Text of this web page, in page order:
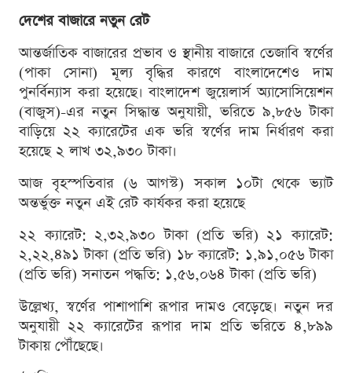
দেশের বাজারে নতুন রেট
আন্তর্জাতিক বাজারের প্রভাব ও স্থানীয় বাজারে তেজাবি স্বর্ণের
(পাকা সোনা) মূল্য বৃদ্ধির কারণে বাংলাদেশেও দাম
পুনর্বিন্যাস করা হয়েছে। বাংলাদেশ জুয়েলার্স অ্যাসোসিয়েশন
(বাজুস)-এর নতুন সিদ্ধান্ত অনুযায়ী, ভরিতে ৯,৮৫৬ টাকা
বাড়িয়ে ২২ ক্যারেটের এক ভরি স্বর্ণের দাম নির্ধারণ করা
হয়েছে ২ লাখ ৩২,৯৩০ টাকা।
আজ বৃহস্পতিবার (৬ আগস্ট) সকাল ১০টা থেকে ভ্যাট
অন্তর্ভুক্ত নতুন এই রেট কার্যকর করা হয়েছে
২২ ক্যারেট: ২,৩২,৯৩০ টাকা (প্রতি ভরি) ২১ ক্যারেট:
২,২২,৪৯১ টাকা (প্রতি ভরি) ১৮ ক্যারেট: ১,৯১,০৫৬ টাকা
(প্রতি ভরি) সনাতন পদ্ধতি: ১,৫৬,০৬৪ টাকা (প্রতি ভরি)
উল্লেখ্য, স্বর্ণের পাশাপাশি রূপার দামও বেড়েছে। নতুন দর
অনুযায়ী ২২ ক্যারেটের রূপার দাম প্রতি ভরিতে ৪,৮৯৯
টাকায় পৌঁছেছে।